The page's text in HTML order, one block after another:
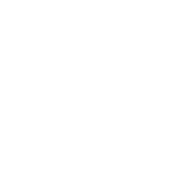
смешные истории, клипы!
шаржи, стихи,